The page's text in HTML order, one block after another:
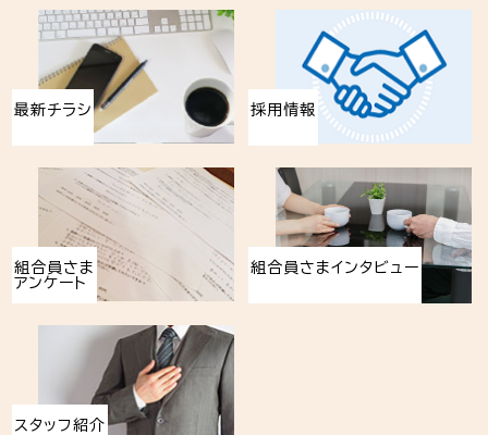
最新チラシ 採用情報
組合員さま
アンケート
組合員さまインタビュー
スタッフ紹介